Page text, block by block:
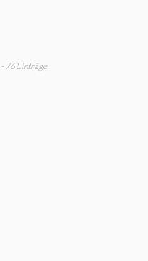
- 76 Einträge